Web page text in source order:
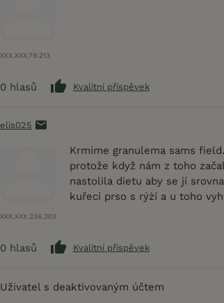
XXX.XXX.79.213
0 hlasů Kvalitní příspěvek
elis025
XXX.XXX.236.203
Krmíme granulema sams
protože když nám z toho
nastolila dietu aby se jí
kuřecí prso s rýżí a u toho
0 hlasů Kvalitní příspěvek
Uživatel s deaktivovaným účtem